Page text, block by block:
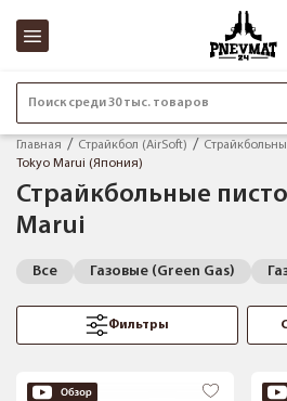
Поиск среди 30 тыс. товаров
Главная Страйкбол (AirSoft)
Tokyo Marui (Япония)
Страйкбольные
Marui
Все Газовые (Green Gas)
Фильтры